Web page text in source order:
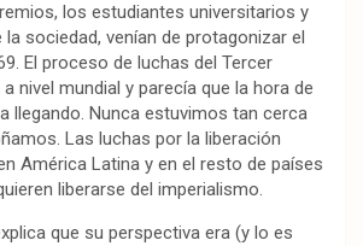
los estudiantes universitarios y
sociedad, venían de protagonizar el
El proceso de luchas del Tercer
nivel mundial y parecía que la hora de
llegando. Nunca estuvimos tan cerca
Las luchas por la liberación
América Latina y en el resto de países
liberarse del imperialismo.
que su perspectiva era (y lo es